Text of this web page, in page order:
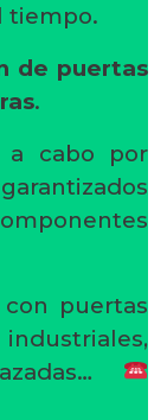
tiempo.
de puertas
.
a cabo por
puertas